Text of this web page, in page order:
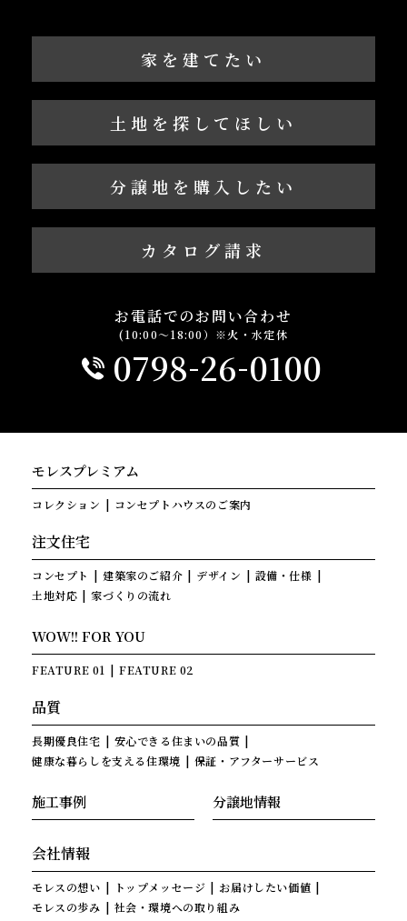
家を建てたい
土地を探してほしい
分譲地を購入したい
カタログ請求
お電話でのお問い合わせ
(10:00～18:00）※火・水定休
0798-26-0100
モレスプレミアム
コレクション コンセプトハウスのご案内
注文住宅
コンセプト 建築家のご紹介 デザイン
設備・仕様
土地対応
家づくりの流れ
WOW!! FOR YOU
FEATURE 01 FEATURE 02
品質
長期優良住宅
安心できる住まいの品質
健康な暮らしを支える住環境
保証・アフターサービス
施工事例 分譲地情報
会社情報
モレスの想い トップメッセージ
お届けしたい価値
モレスの歩み
社会・環境への取り組み